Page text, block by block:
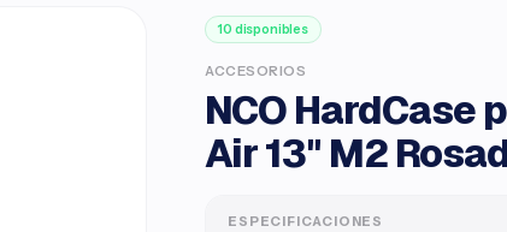
10 disponibles
ACCESORIOS
NCO HardCase
Air 13'' M2
ESPECIFICACIONES